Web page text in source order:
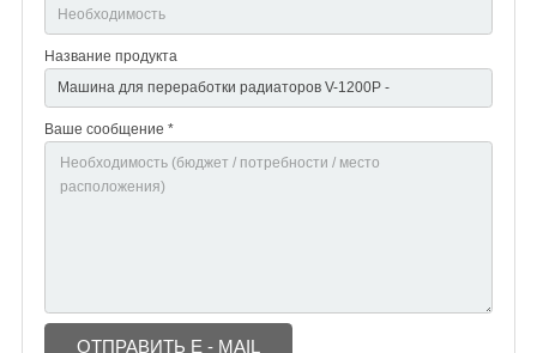
Название продукта
Ваше сообщение *
ОТПРАВИТЬ E - MAIL